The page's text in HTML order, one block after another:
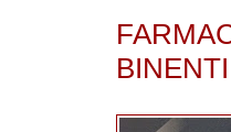
BINENTI